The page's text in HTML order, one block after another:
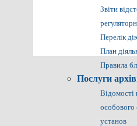
Звіти
Перелік
План
Правила
Послуги
Відомості
особового
установ